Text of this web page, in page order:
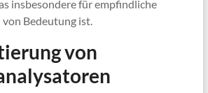
insbesondere für empfindliche
Bedeutung ist.
von